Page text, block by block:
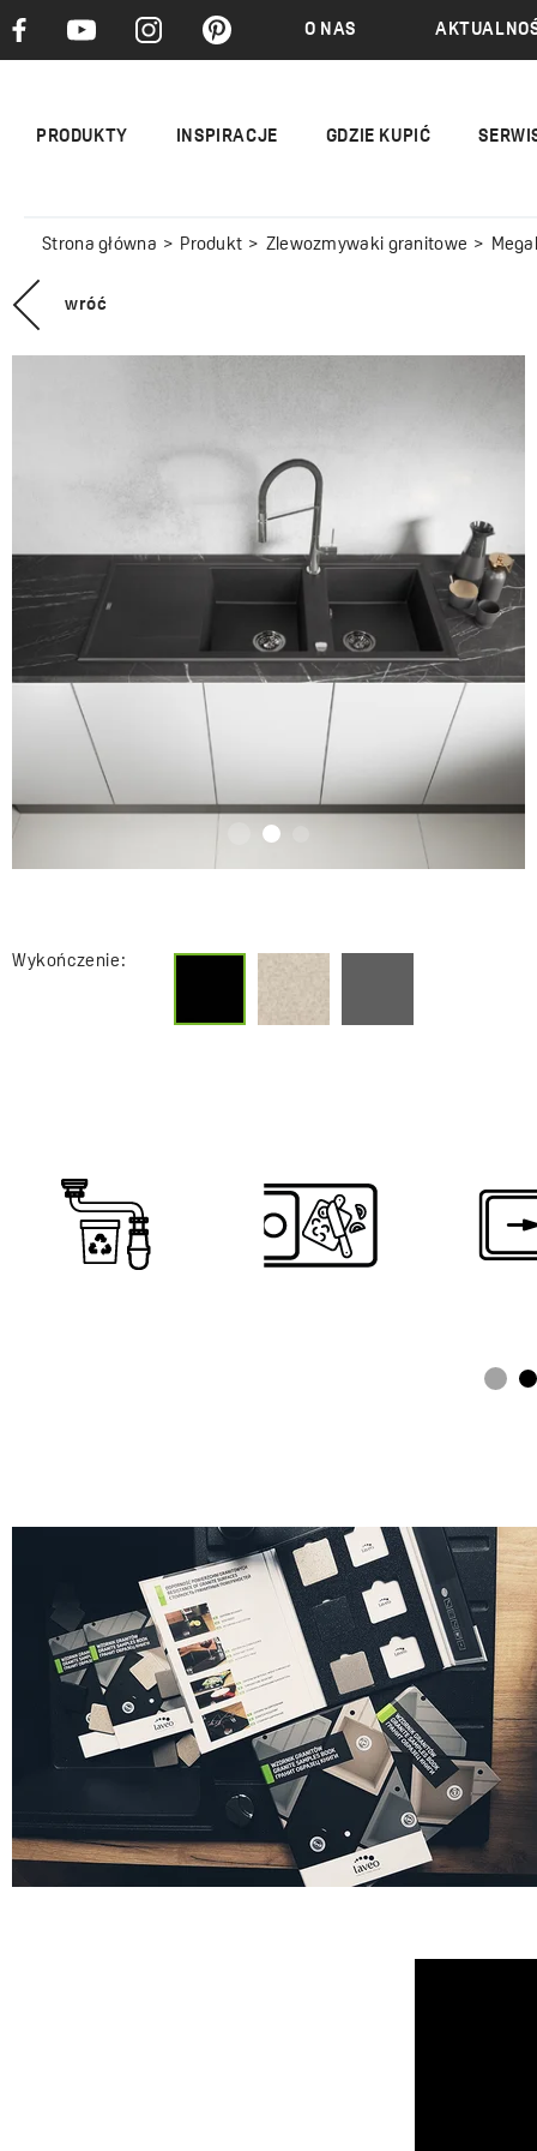
O NAS
PRODUKTY INSPIRACJE GDZIE KUPIĆ
Strona główna Produkt Zlewozmywaki granitowe
wróć
Wykończenie: